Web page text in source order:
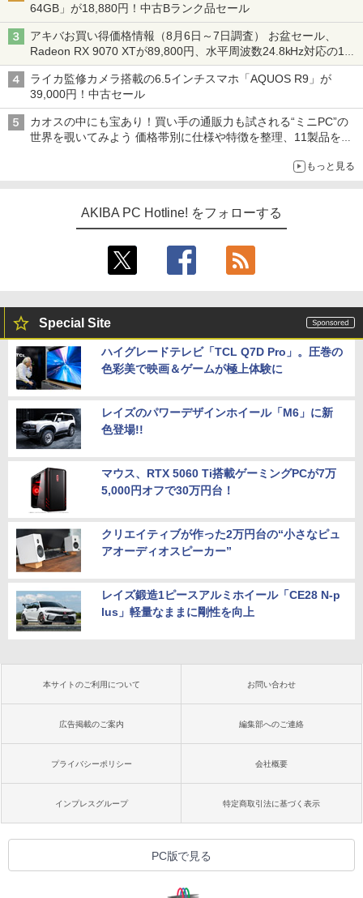
64GB」が18,880円！中古Bランク品セール
アキバお買い得価格情報（8月6日～7日調査） お盆セール、
Radeon RX 9070 XTが89,800円、水平周波数24.8kHz対応の17
型モニターが9,801円、暑さ指数連動セール ほか
ライカ監修カメラ搭載の6.5インチスマホ「AQUOS R9」が
39,000円！中古セール
カオスの中にも宝あり！買い手の通販力も試される“ミニPC”の
世界を覗いてみよう 価格帯別に仕様や特徴を整理、11製品をピ
もっと見る
AKIBA PC Hotline! をフォローする
Special Site
ハイグレードテレビ「TCL Q7D Pro」。圧巻の
色彩美で映画＆ゲームが極上体験に
レイズのパワーデザインホイール「M6」に新
色登場!!
マウス、RTX 5060 Ti搭載ゲーミングPCが7万
5,000円オフで30万円台！
クリエイティブが作った2万円台の“小さなピュ
アオーディオスピーカー”
レイズ鍛造1ピースアルミホイール「CE28 N-p
lus」軽量なままに剛性を向上
本サイトのご利用について お問い合わせ
広告掲載のご案内 編集部へのご連絡
プライバシーポリシー 会社概要
インプレスグループ 特定商取引法に基づく表示
PC版で見る